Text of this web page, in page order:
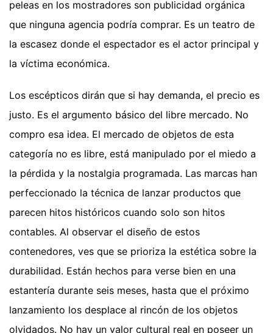
peleas en los mostradores son publicidad orgánica
que ninguna agencia podría comprar. Es un teatro de
la escasez donde el espectador es el actor principal y
la víctima económica.
Los escépticos dirán que si hay demanda, el precio es
justo. Es el argumento básico del libre mercado. No
compro esa idea. El mercado de objetos de esta
categoría no es libre, está manipulado por el miedo a
la pérdida y la nostalgia programada. Las marcas han
perfeccionado la técnica de lanzar productos que
parecen hitos históricos cuando solo son hitos
contables. Al observar el diseño de estos
contenedores, ves que se prioriza la estética sobre la
durabilidad. Están hechos para verse bien en una
estantería durante seis meses, hasta que el próximo
lanzamiento los desplace al rincón de los objetos
olvidados. No hay un valor cultural real en poseer un